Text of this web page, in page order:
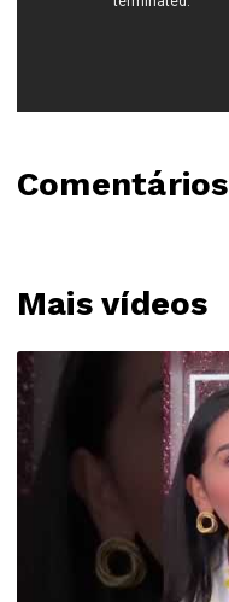
Mais vídeos
Comentários